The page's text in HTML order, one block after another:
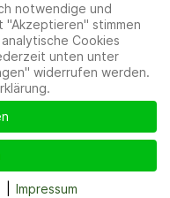
|Cookie-
notwendige und
"Akzeptieren" stimmen
Cookies
unten unter
widerrufen werden.
Impressum